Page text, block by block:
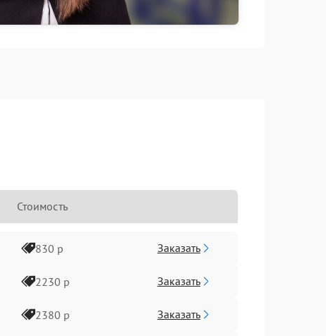
Стоимость
830 р Заказать
2230 р Заказать
2380 р Заказать